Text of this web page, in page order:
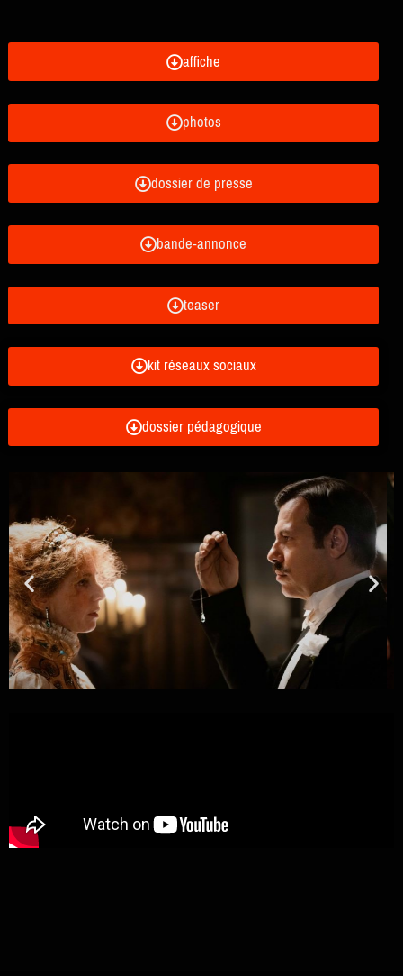
affiche
photos
dossier de presse
bande-annonce
teaser
kit réseaux sociaux
dossier pédagogique